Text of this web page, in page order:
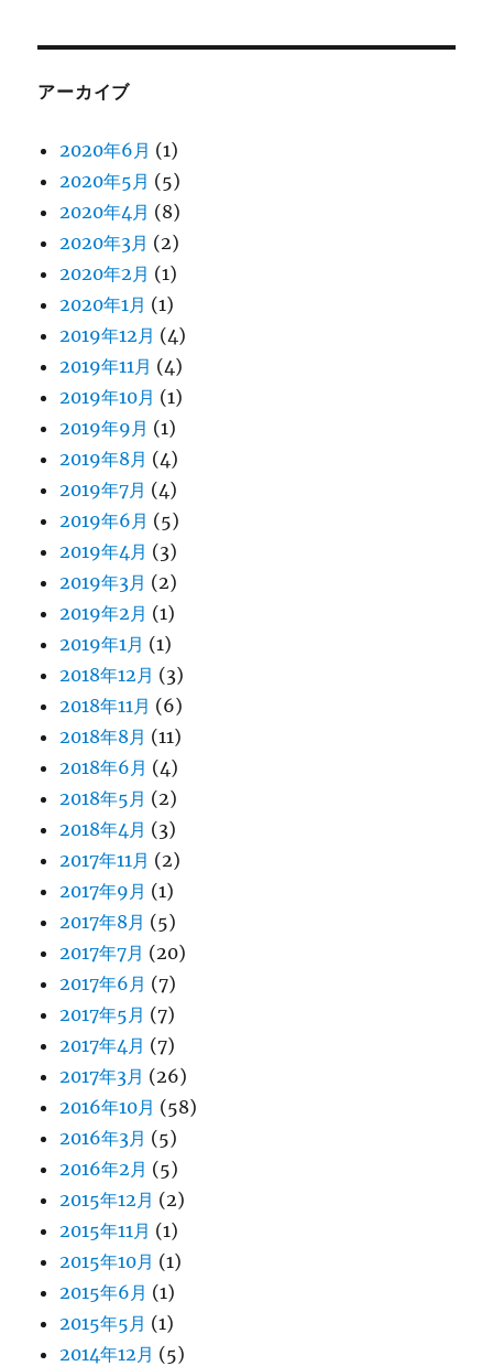
アーカイブ
2020年6月 (1)
2020年5月 (5)
2020年4月 (8)
2020年3月 (2)
2020年2月 (1)
2020年1月 (1)
2019年12月 (4)
2019年11月 (4)
2019年10月 (1)
2019年9月 (1)
2019年8月 (4)
2019年7月 (4)
2019年6月 (5)
2019年4月 (3)
2019年3月 (2)
2019年2月 (1)
2019年1月 (1)
2018年12月 (3)
2018年11月 (6)
2018年8月 (11)
2018年6月 (4)
2018年5月 (2)
2018年4月 (3)
2017年11月 (2)
2017年9月 (1)
2017年8月 (5)
2017年7月 (20)
2017年6月 (7)
2017年5月 (7)
2017年4月 (7)
2017年3月 (26)
2016年10月 (58)
2016年3月 (5)
2016年2月 (5)
2015年12月 (2)
2015年11月 (1)
2015年10月 (1)
2015年6月 (1)
2015年5月 (1)
2014年12月 (5)